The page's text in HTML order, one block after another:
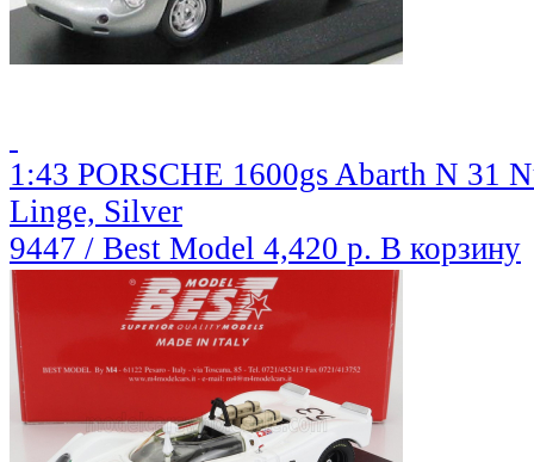
1:43 PORSCHE 1600gs Abarth N 31
Linge, Silver
9447 / Best Model 4,420 р. В корзину